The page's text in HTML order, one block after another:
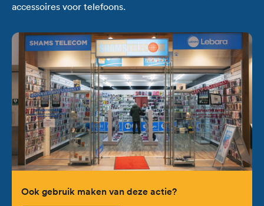
accessoires voor telefoons.
Ook gebruik maken van deze actie?